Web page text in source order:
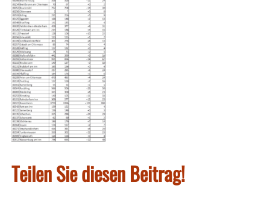
Teilen Sie diesen Beitrag!